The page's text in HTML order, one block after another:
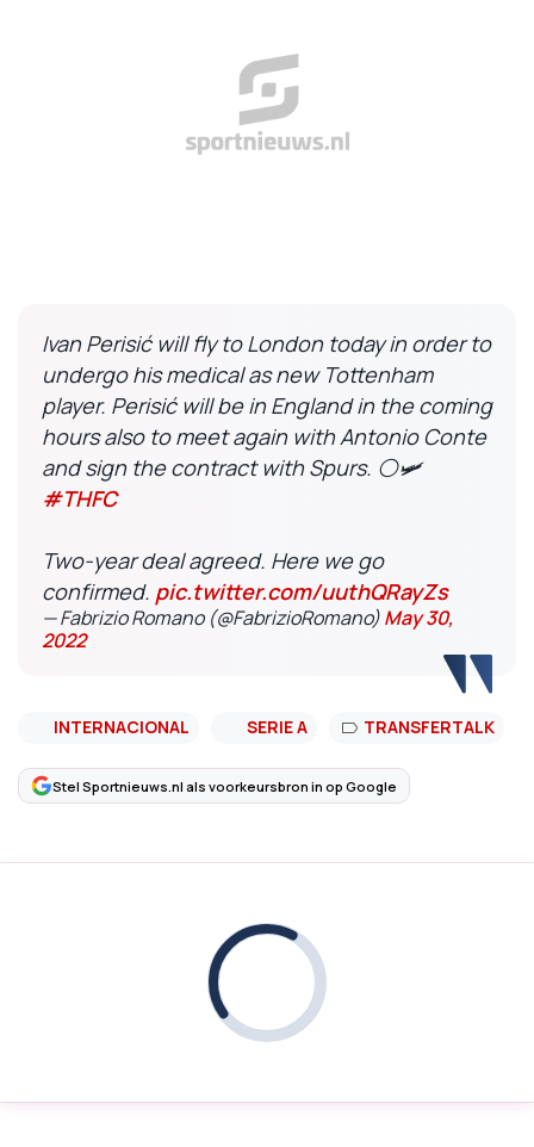
Ivan Perisić will fly to London today in order to
undergo his medical as new Tottenham
player. Perisić will be in England in the coming
hours also to meet again with Antonio Conte
and sign the contract with Spurs. ⚪️🛩
#THFC
Two-year deal agreed. Here we go
confirmed. pic.twitter.com/uuthQRayZs
— Fabrizio Romano (@FabrizioRomano)May 30,
2022
INTERNACIONAL SERIE A TRANSFERTALK
Stel Sportnieuws.nl als voorkeursbron in op Google